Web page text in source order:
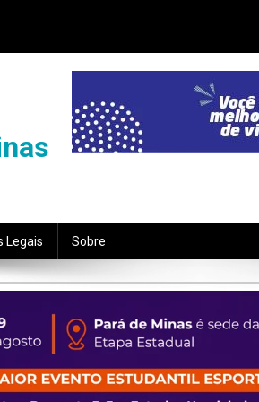
Legais Sobre